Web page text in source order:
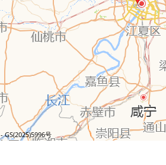
- GS(2025)5996号